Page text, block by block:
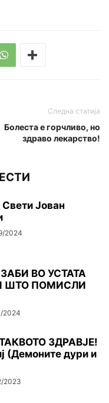
Следна статија
Болеста е горчливо, но
здраво лекарство!
Јован
2024
ВО УСТАТА
ШТО ПОМИСЛИ
2024
ЗДРАВЈЕ!
(Демоните дури и
2023